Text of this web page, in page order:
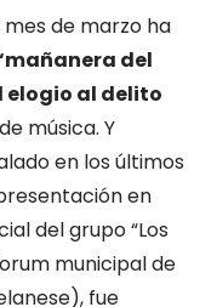
de marzo ha
del
elogio al delito
música. Y
en los últimos
en
del grupo “Los
municipal de
fue